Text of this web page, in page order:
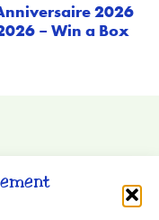
2026
– Win a Box